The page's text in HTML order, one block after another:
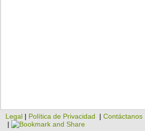
Legal | Política de Privacidad |Contáctanos
|